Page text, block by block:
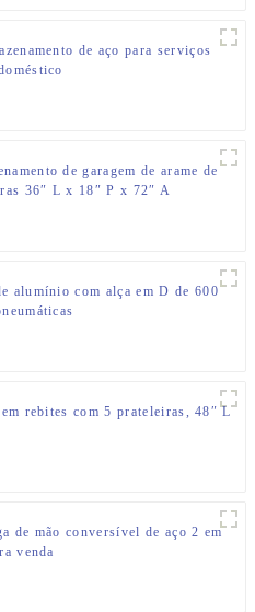
de aço para serviços
de garagem de arame de
36″ L x 18″ P x 72″ A
alumínio com alça em D de 600
rebites com 5 prateleiras, 48″ L
de mão conversível de aço 2 em
venda